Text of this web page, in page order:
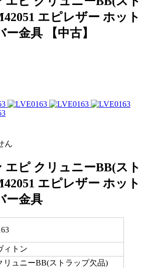
エピレザー ホット
金具 【中古】
ん
エピ クリュニーBB(スト
エピレザー ホット
ー金具
ィトン
リュニーBB(ストラップ欠品)